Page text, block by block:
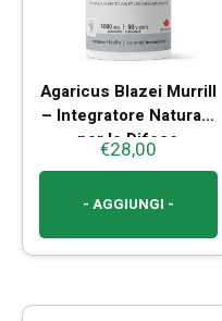
Agaricus Blazei Murrill
– Integratore Naturale
per le Difese
Immunitarie
€28,00
- AGGIUNGI -